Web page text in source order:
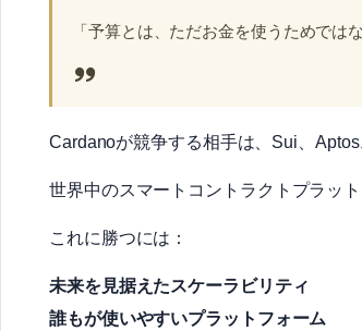
「予算とは、ただお金を使うためでは
Cardanoが競争する相手は、Sui、
世界中のスマートコントラクトプラット
これに勝つには：
未来を見据えたスケーラビリティ
誰もが使いやすいプラットフォーム